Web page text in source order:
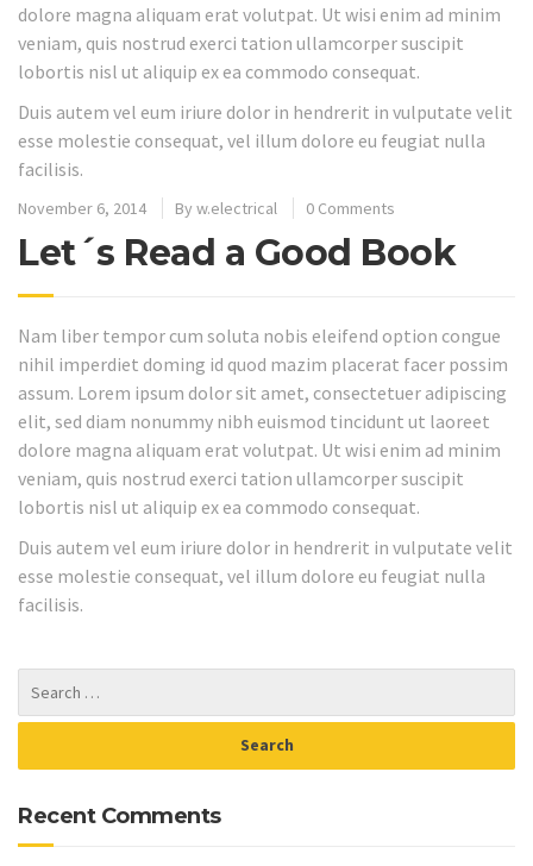
dolore magna aliquam erat volutpat. Ut wisi enim ad minim
veniam, quis nostrud exerci tation ullamcorper suscipit
lobortis nisl ut aliquip ex ea commodo consequat.
Duis autem vel eum iriure dolor in hendrerit in vulputate velit
esse molestie consequat, vel illum dolore eu feugiat nulla
facilisis.
November 6, 2014 By w.electrical 0 Comments
Let´s Read a Good Book
Nam liber tempor cum soluta nobis eleifend option congue
nihil imperdiet doming id quod mazim placerat facer possim
assum. Lorem ipsum dolor sit amet, consectetuer adipiscing
elit, sed diam nonummy nibh euismod tincidunt ut laoreet
dolore magna aliquam erat volutpat. Ut wisi enim ad minim
veniam, quis nostrud exerci tation ullamcorper suscipit
lobortis nisl ut aliquip ex ea commodo consequat.
Duis autem vel eum iriure dolor in hendrerit in vulputate velit
esse molestie consequat, vel illum dolore eu feugiat nulla
facilisis.
Recent Comments